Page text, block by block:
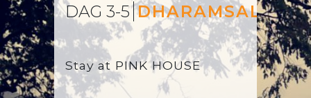
DAG 3-5 DHARAMSALA
Stay at PINK HOUSE